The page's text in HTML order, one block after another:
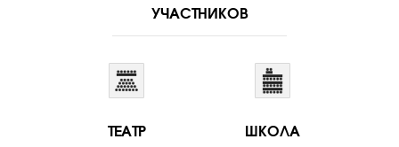
УЧАСТНИКОВ
ТЕАТР ШКОЛА